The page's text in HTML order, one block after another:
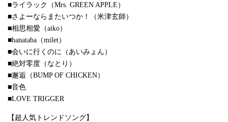
■ライラック（Mrs. GREEN APPLE）
■さよーならまたいつか！（米津玄師）
■相思相愛（aiko）
■hanataba（milet）
■会いに行くのに（あいみょん）
■絶対零度（なとり）
■邂逅（BUMP OF CHICKEN）
■音色
■LOVE TRIGGER
【超人気トレンドソング】